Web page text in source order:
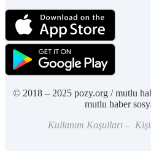
© 2018 – 2025 pozy.org / mutlu
mutlu haber
Kullanım Koşulları –